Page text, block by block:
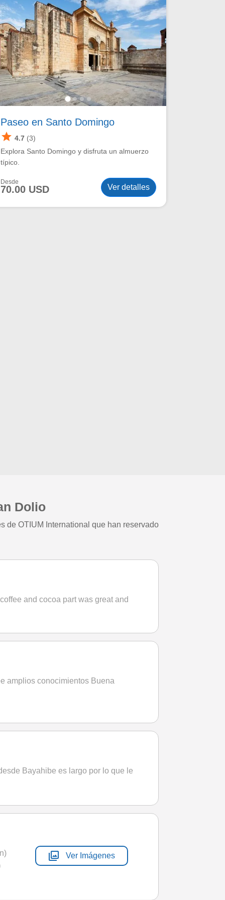
Paseo en Santo Domingo
star 4.7 (3)
Explora Santo Domingo y disfruta un almuerzo
típico.
Desde
70.00 USD Ver detalles
Dolio
de OTIUM International que han reservado
and cocoa part was great and
amplios conocimientos Buena
Bayahibe es largo por lo que le
photo_library Ver Imágenes